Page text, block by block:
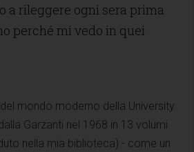
a rileggere ogni sera prima
perché mi vedo in quei
mondo moderno della University
Garzanti nel 1968 in 13 volumi
nella mia biblioteca) - come un